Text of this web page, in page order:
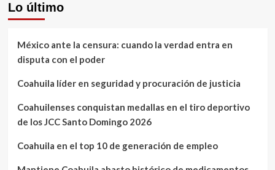
Lo último
México ante la censura: cuando la verdad entra en
disputa con el poder
Coahuila líder en seguridad y procuración de justicia
Coahuilenses conquistan medallas en el tiro deportivo
de los JCC Santo Domingo 2026
Coahuila en el top 10 de generación de empleo